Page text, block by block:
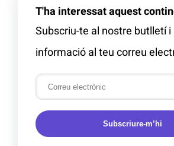
T'ha interessat aquest
Subscriu-te al nostre butlletí
informació al teu correu
Subscriure-m’hi